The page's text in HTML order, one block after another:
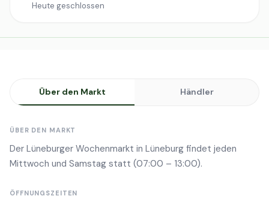
Heute geschlossen
Über den Markt Händler
ÜBER DEN MARKT
Der Lüneburger Wochenmarkt in Lüneburg findet jeden
Mittwoch und Samstag statt (07:00 – 13:00).
ÖFFNUNGSZEITEN